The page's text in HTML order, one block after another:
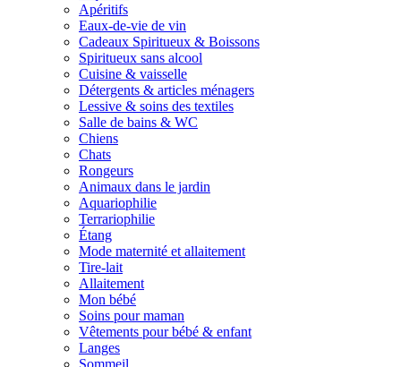
Apéritifs
Eaux-de-vie de vin
Cadeaux Spiritueux & Boissons
Spiritueux sans alcool
Cuisine & vaisselle
Détergents & articles ménagers
Lessive & soins des textiles
Salle de bains & WC
Chiens
Chats
Rongeurs
Animaux dans le jardin
Aquariophilie
Terrariophilie
Étang
Mode maternité et allaitement
Tire-lait
Allaitement
Mon bébé
Soins pour maman
Vêtements pour bébé & enfant
Langes
Sommeil